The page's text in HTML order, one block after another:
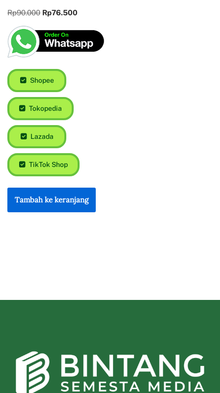
Rp90.000 Rp76.500
Shopee
Tokopedia
Lazada
TikTok Shop
Tambah ke keranjang